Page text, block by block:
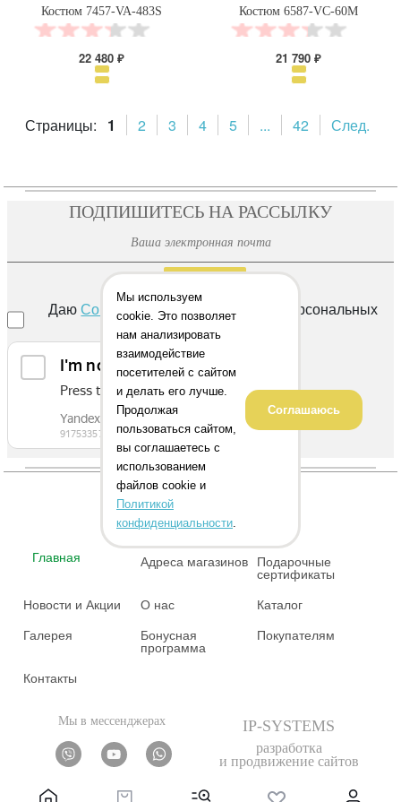
Костюм 7457-VA-483S
22 480 ₽
Костюм 6587-VC-60M
21 790 ₽
Страницы: 1 2 3 4 5 ... 42 След.
ПОДПИШИТЕСЬ НА РАССЫЛКУ
ДаюСогласиена обработку своих персональных
данных
Главная Адреса магазинов
Подарочные
сертификаты
Новости и Акции О нас Каталог
Галерея
Бонусная
программа
Покупателям
Контакты
Мы в мессенджерах IP-SYSTEMS
разработка
и продвижение сайтов
Мы используем
cookie. Это позволяет
нам анализировать
взаимодействие
посетителей с сайтом
и делать его лучше.
Продолжая
пользоваться сайтом,
вы соглашаетесь с
использованием
файлов cookie и
Политикой
конфиденциальности.
Соглашаюсь